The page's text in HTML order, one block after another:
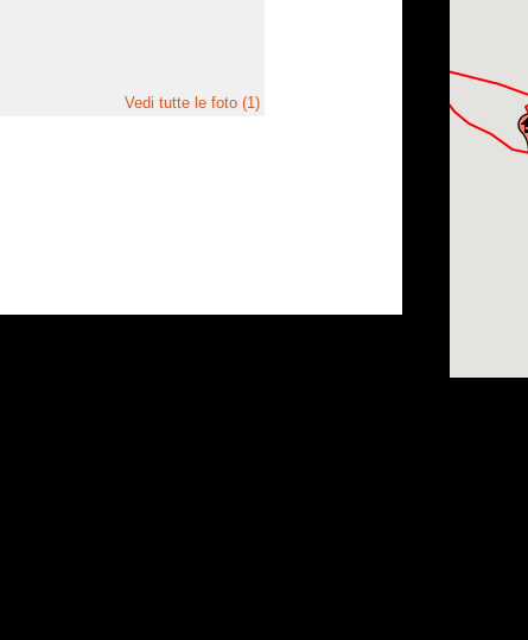
Vedi tutte le foto (1)